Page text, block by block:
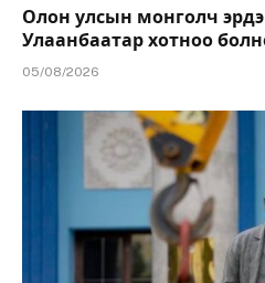
Олон улсын монголч
Улаанбаатар хотноо
05/08/2026